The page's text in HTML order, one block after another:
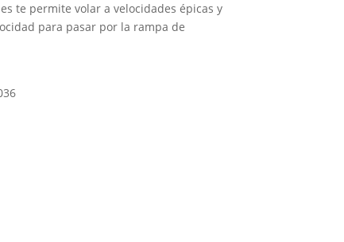
te permite volar a velocidades épicas y
para pasar por la rampa de